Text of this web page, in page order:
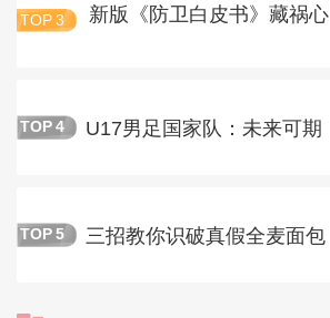
TOP 3 新版《防卫白皮书》藏祸心
TOP 4 U17男足国家队：未来可期
TOP 5 三招教你识破真假全麦面包